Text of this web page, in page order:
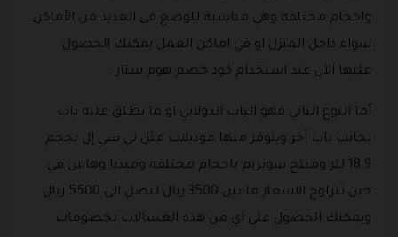
واحجام مختلفه وهي مناسبة للوضع في العديد من الأماكن
سواء داخل المنزل او في اماكن العمل يمكنك الحصول
عليها الآن عند استخدام كود خصم هوم ستار .
أما النوع الثاني فهو الباب الدولابي او ما يطلق عليه باب
بجانب باب آخر ويتوفر منها موديلات مثل تي سي إل بحجم
18.9 لتر ومنتج سوبريم باحجام مختلفه وميديا وهاس في
حين تتراوح الاسعار ما بين 3500 ريال لتصل الى 5500 ريال
ويمكنك الحصول على اي من هذه الغسالات بخصومات